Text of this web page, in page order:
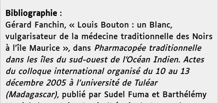
Bibliographie :
Gérard Fanchin, « Louis Bouton : un Blanc,
vulgarisateur de la médecine traditionnelle des Noirs
à l’île Maurice », dans Pharmacopée traditionnelle
dans les îles du sud-ouest de l’Océan Indien. Actes
du colloque international organisé du 10 au 13
décembre 2005 à l’université de Tuléar
(Madagascar), publié par Sudel Fuma et Barthélémy